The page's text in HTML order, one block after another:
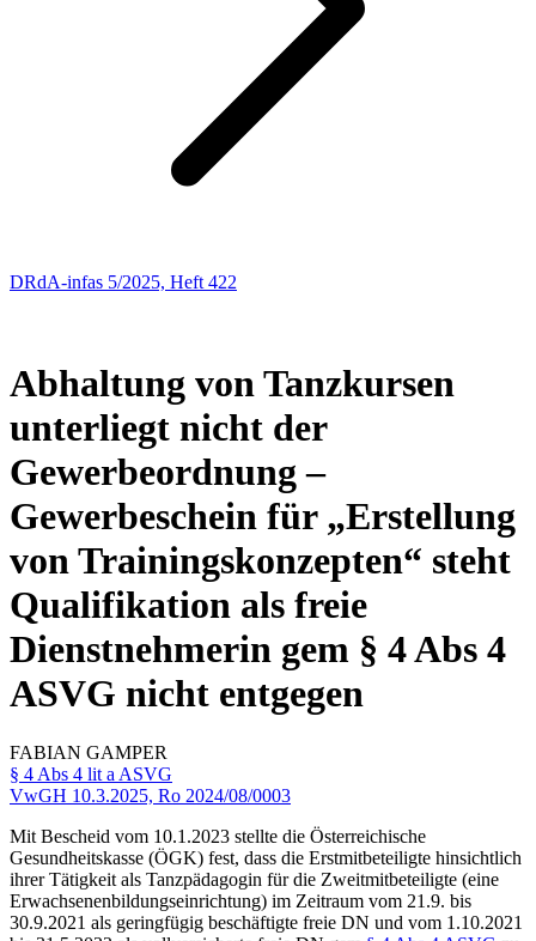
DRdA-infas 5/2025, Heft 422
Abhaltung von Tanzkursen
unterliegt nicht der
Gewerbeordnung –
Gewerbeschein für „Erstellung
von Trainingskonzepten“ steht
Qualifikation als freie
Dienstnehmerin gem § 4 Abs 4
ASVG nicht entgegen
FABIAN GAMPER
§ 4 Abs 4 lit a ASVG
VwGH 10.3.2025, Ro 2024/08/0003
Mit Bescheid vom 10.1.2023 stellte die Österreichische
Gesundheitskasse (ÖGK) fest, dass die Erstmitbeteiligte hinsichtlich
ihrer Tätigkeit als Tanzpädagogin für die Zweitmitbeteiligte (eine
Erwachsenenbildungseinrichtung) im Zeitraum vom 21.9. bis
30.9.2021 als geringfügig beschäftigte freie DN und vom 1.10.2021